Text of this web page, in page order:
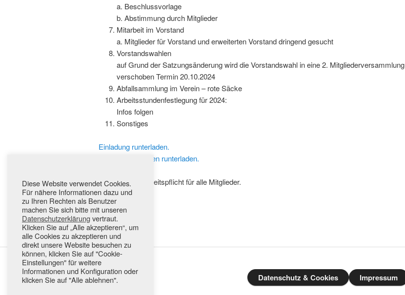
a. Beschlussvorlage
b. Abstimmung durch Mitglieder
Mitarbeit im Vorstand
a. Mitglieder für Vorstand und erweiterten Vorstand dringend gesucht
Vorstandswahlen
auf Grund der Satzungsänderung wird die Vorstandswahl in eine 2. Mitgliederversammlung
verschoben Termin 20.10.2024
Abfallsammlung im Verein – rote Säcke
Arbeitsstundenfestlegung für 2024:
Infos folgen
Sonstiges
Einladung runterladen.
Beschlussvorlagen runterladen.
Es gilt Anwesenheitspflicht für alle Mitglieder.
Euer Vorstand
Datenschutz & Cookies Impressum
Diese Website verwendet Cookies.
Für nähere Informationen dazu und
zu Ihren Rechten als Benutzer
machen Sie sich bitte mit unseren
Datenschutzerklärungvertraut.
Klicken Sie auf „Alle akzeptieren“, um
alle Cookies zu akzeptieren und
direkt unsere Website besuchen zu
können, klicken Sie auf "Cookie-
Einstellungen" für weitere
Informationen und Konfiguration oder
klicken Sie auf "Alle ablehnen".